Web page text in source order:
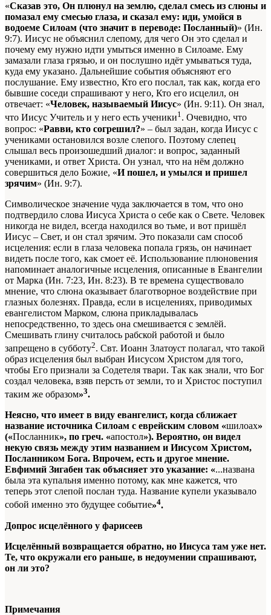
«Сказав это, Он плюнул на землю, сделал смесь из слюны и
помазал ему смесью глаза, и сказал ему: иди, умойся в
водоеме Силоам (что значит в переводе: Посланный)» (Ин.
9:7). Иисус не объяснил слепому, для чего Он это сделал и
почему ему нужно идти умыться именно в Силоаме. Ему
замазали глаза грязью, и он послушно идёт умываться туда,
куда ему указано. Дальнейшие события объясняют его
послушание. Ему известно, Кто его послал, так как, когда его
бывшие соседи спрашивают у него, Кто его исцелил, он
отвечает: «Человек, называемый Иисус» (Ин. 9:11). Он знал,
что Иисус Учитель и у него есть ученики1. Очевидно, что
вопрос: «Равви, кто согрешил?» – был задан, когда Иисус с
учениками остановился возле слепого. Поэтому слепец
слышал весь произошедший диалог: и вопрос, заданный
учениками, и ответ Христа. Он узнал, что на нём должно
совершиться дело Божие, «И пошел, и умылся и пришел
зрячим» (Ин. 9:7).
Символическое значение чуда заключается в том, что оно
подтвердило слова Иисуса Христа о себе как о Свете. Человек
никогда не видел, всегда находился во тьме, и вот пришёл
Иисус – Свет, и он стал зрячим. Это показали сам способ
исцеления: если в глаза человека попала грязь, он начинает
видеть после того, как смоет её. Использование плюновения
напоминает аналогичные исцеления, описанные в Евангелии
от Марка (Ин. 7:23, Ин. 8:23). В те времена существовало
мнение, что слюна оказывает благотворное воздействие при
глазных болезнях. Правда, если в исцелениях, приводимых
евангелистом Марком, слюна прикладывалась
непосредственно, то здесь она смешивается с землёй.
Смешивать глину считалось рабской работой и было
запрещено в субботу2. Свт. Иоанн Златоуст полагал, что такой
образ исцеления был выбран Иисусом Христом для того,
чтобы Его признали за Содетеля твари. Так как знали, что Бог
создал человека, взяв персть от земли, то и Христос поступил
таким же образом»3.
Неясно, что имеет в виду евангелист, когда сближает
название источника Силоам с еврейским словом «шилоах»
(«Посланник», по греч. «апостол»). Вероятно, он видел
некую связь между этим названием и Иисусом Христом,
Посланником Бога. Впрочем, есть и другое мнение.
Евфимий Зигабен так объясняет это указание: «...названа
была эта купальня именно потому, как мне кажется, что
теперь этот слепой послан туда. Название купели указывало
собой именно это будущее событие»4.
Допрос исцелённого у фарисеев
Исцелённый возвращается обратно, но Иисуса там уже нет.
Те, что окружали его раньше, в недоумении спрашивают,
он ли это?
Примечания